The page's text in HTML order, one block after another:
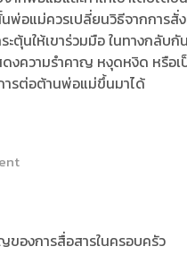
อแม่ควรเปลี่ยนวิธีจากการสั่
ะตุ้นให้เขาร่วมมือ ในทางกลับ
งความรำคาญ หงุดหงิด หรือเ
ารต่อต้านพ่อแม่ขึ้นมาได้